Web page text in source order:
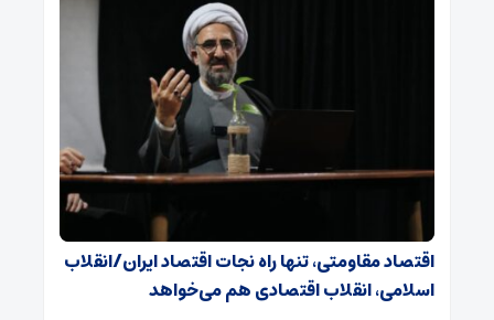
اقتصاد مقاومتی، تنها راه نجات اقتصاد ایران/انقلاب
اسلامی، انقلاب اقتصادی هم می‌خواهد